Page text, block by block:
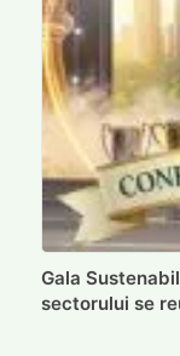
Gala
sectorului se